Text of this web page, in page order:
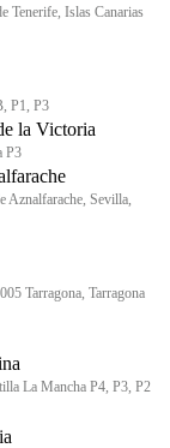
Tenerife, Islas Canarias
P1, P3
la Victoria
P3
Aznalfarache, Sevilla,
Tarragona, Tarragona
La Mancha P4, P3, P2